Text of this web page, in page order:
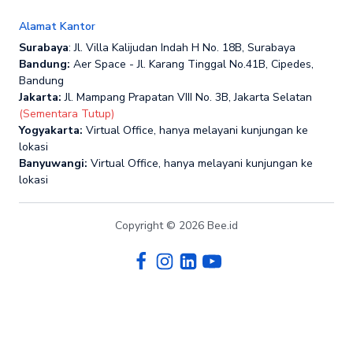
Alamat Kantor
Surabaya: Jl. Villa Kalijudan Indah H No. 18B, Surabaya
Bandung: Aer Space - Jl. Karang Tinggal No.41B, Cipedes,
Bandung
Jakarta: Jl. Mampang Prapatan VIII No. 3B, Jakarta Selatan
(Sementara Tutup)
Yogyakarta: Virtual Office, hanya melayani kunjungan ke
lokasi
Banyuwangi: Virtual Office, hanya melayani kunjungan ke
lokasi
Copyright © 2026 Bee.id